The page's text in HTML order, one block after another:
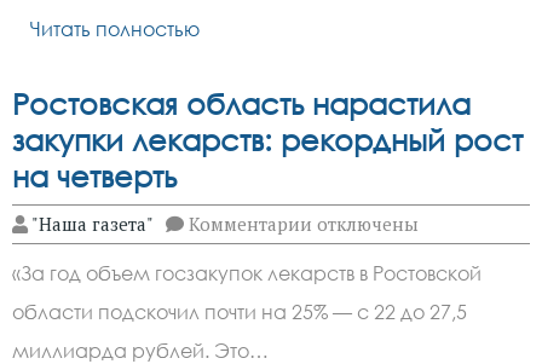
Читать полностью
Ростовская область нарастила
закупки лекарств: рекордный рост
на четверть
"Наша газета" Комментарии к
записи
Ростовская
область
нарастила
закупки
отключены
«За год объем госзакупок лекарств в Ростовской
области подскочил почти на 25% — с 22 до 27,5
миллиарда рублей. Это…